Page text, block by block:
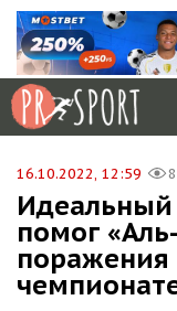
16.10.2022, 12:59
Идеальный
помог